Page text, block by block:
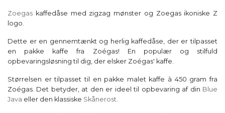
Zoegas kaffedåse med zigzag mønster og Zoegas ikoniske Z
logo.
Dette er en gennemtænkt og herlig kaffedåse, der er tilpasset
en pakke kaffe fra Zoégas! En populær og stilfuld
opbevaringsløsning til dig, der elsker Zoégas' kaffe.
Størrelsen er tilpasset til en pakke malet kaffe à 450 gram fra
Zoégas. Det betyder, at den er ideel til opbevaring af din Blue
Java eller den klassiske Skånerost.